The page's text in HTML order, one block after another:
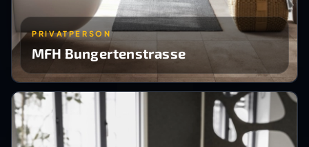
PRIVATPERSON
MFH Bungertenstrasse